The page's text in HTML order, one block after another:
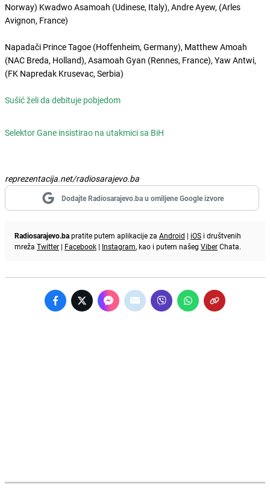
Norway) Kwadwo Asamoah (Udinese, Italy), Andre Ayew, (Arles
Avignon, France)
Napadači Prince Tagoe (Hoffenheim, Germany), Matthew Amoah
(NAC Breda, Holland), Asamoah Gyan (Rennes, France), Yaw Antwi,
(FK Napredak Krusevac, Serbia)
Sušić želi da debituje pobjedom
Selektor Gane insistirao na utakmici sa BiH
reprezentacija.net/radiosarajevo.ba
Dodajte Radiosarajevo.ba u omiljene Google izvore
Radiosarajevo.bapratite putem aplikacije za Android | iOS i društvenih
mreža Twitter | Facebook | Instagram, kao i putem našeg ViberChata.